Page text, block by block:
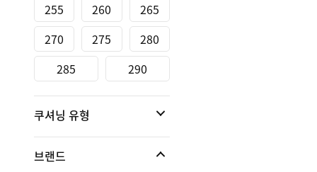
255
260
265
270
275
280
285
290
쿠셔닝 유형
브랜드